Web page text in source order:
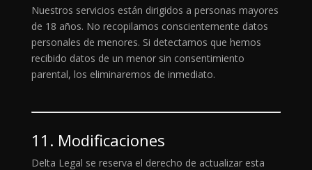
Nuestros servicios están dirigidos a personas mayores
de 18 años. No recopilamos conscientemente datos
personales de menores. Si detectamos que hemos
recibido datos de un menor sin consentimiento
parental, los eliminaremos de inmediato.
11. Modificaciones
Delta Legal se reserva el derecho de actualizar esta